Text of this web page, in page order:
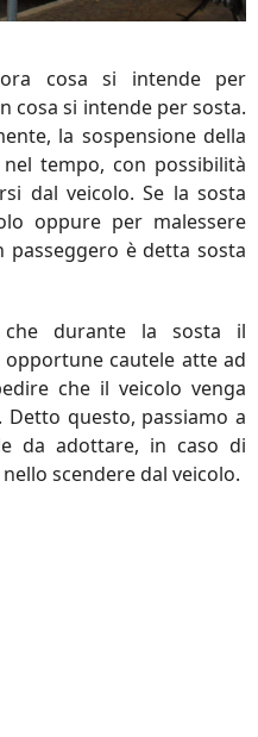
cosa si intende per
cosa si intende per sosta.
la sospensione della
tempo, con possibilità
dal veicolo. Se la sosta
oppure per malessere
è detta sosta
che durante la sosta il
cautele atte ad
che il veicolo venga
Detto questo, passiamo a
da adottare, in caso di
scendere dal veicolo.